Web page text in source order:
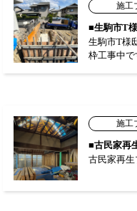
施工
■生駒市T
生駒市T様
枠工事中
施工
■古民家再
古民家再生